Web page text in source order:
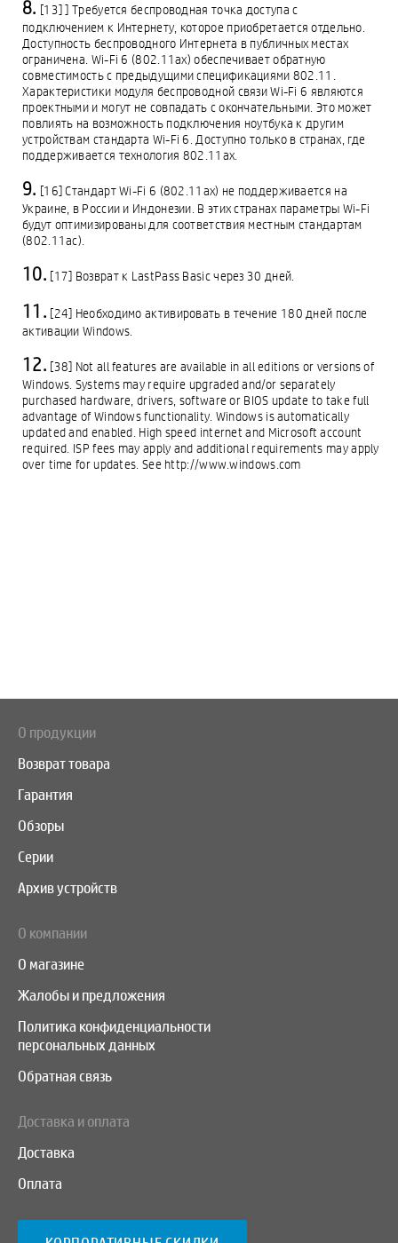
[13] ] Требуется беспроводная точка доступа с
подключением к Интернету, которое приобретается отдельно.
Доступность беспроводного Интернета в публичных местах
ограничена. Wi-Fi 6 (802.11ax) обеспечивает обратную
совместимость с предыдущими спецификациями 802.11.
Характеристики модуля беспроводной связи Wi-Fi 6 являются
проектными и могут не совпадать с окончательными. Это может
повлиять на возможность подключения ноутбука к другим
устройствам стандарта Wi-Fi 6. Доступно только в странах, где
поддерживается технология 802.11ax.
[16] Стандарт Wi-Fi 6 (802.11ax) не поддерживается на
Украине, в России и Индонезии. В этих странах параметры Wi-Fi
будут оптимизированы для соответствия местным стандартам
(802.11ac).
[17] Возврат к LastPass Basic через 30 дней.
[24] Необходимо активировать в течение 180 дней после
активации Windows.
[38] Not all features are available in all editions or versions of
Windows. Systems may require upgraded and/or separately
purchased hardware, drivers, software or BIOS update to take full
advantage of Windows functionality. Windows is automatically
updated and enabled. High speed internet and Microsoft account
required. ISP fees may apply and additional requirements may apply
over time for updates. See http://www.windows.com
О продукции
Возврат товара
Гарантия
Обзоры
Серии
Архив устройств
О компании
О магазине
Жалобы и предложения
Политика конфиденциальности
персональных данных
Обратная связь
Доставка и оплата
Доставка
Оплата